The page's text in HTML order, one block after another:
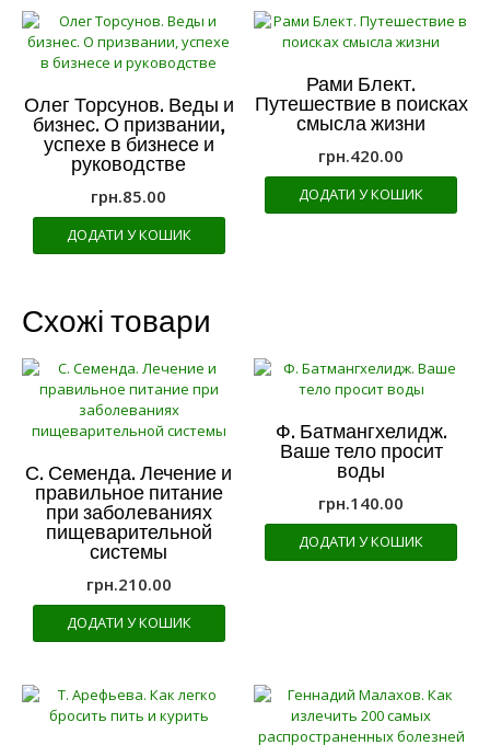
Олег Торсунов. Веды и
бизнес. О призвании,
успехе в бизнесе и
руководстве
грн.85.00
ДОДАТИ У КОШИК
Рами Блект.
Путешествие в поисках
смысла жизни
грн.420.00
ДОДАТИ У КОШИК
Схожі товари
С. Семенда. Лечение и
правильное питание
при заболеваниях
пищеварительной
системы
грн.210.00
ДОДАТИ У КОШИК
Ф. Батмангхелидж.
Ваше тело просит
воды
грн.140.00
ДОДАТИ У КОШИК